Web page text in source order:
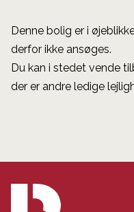
Denne bolig er i
derfor ikke ansøges.
Du kan i stedet vende
der er andre ledige